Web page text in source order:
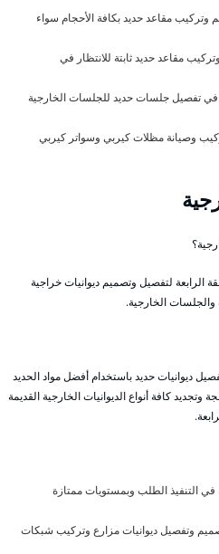
وتركيب مقاعد حديد بكافة الأحجام سواء
مقاعد حديد ثابتة للانتظار في
تفصيل جلسات حديد للجلسات الخارجية
وصيانة مظلات كيربي وسواتر كيربي
الرابعة لتفصيل وتصميم ديوانيات خراجية
الخارجية.
ديوانيات حديد باستخدام أفضل مواد الحديد
وتجديد كافة أنواع الديوانيات الخارجية القديمة
في التنفيذ الطلب وبمستويات ممتازة
وتفصيل ديوانيات مزارع وتركيب شبكات